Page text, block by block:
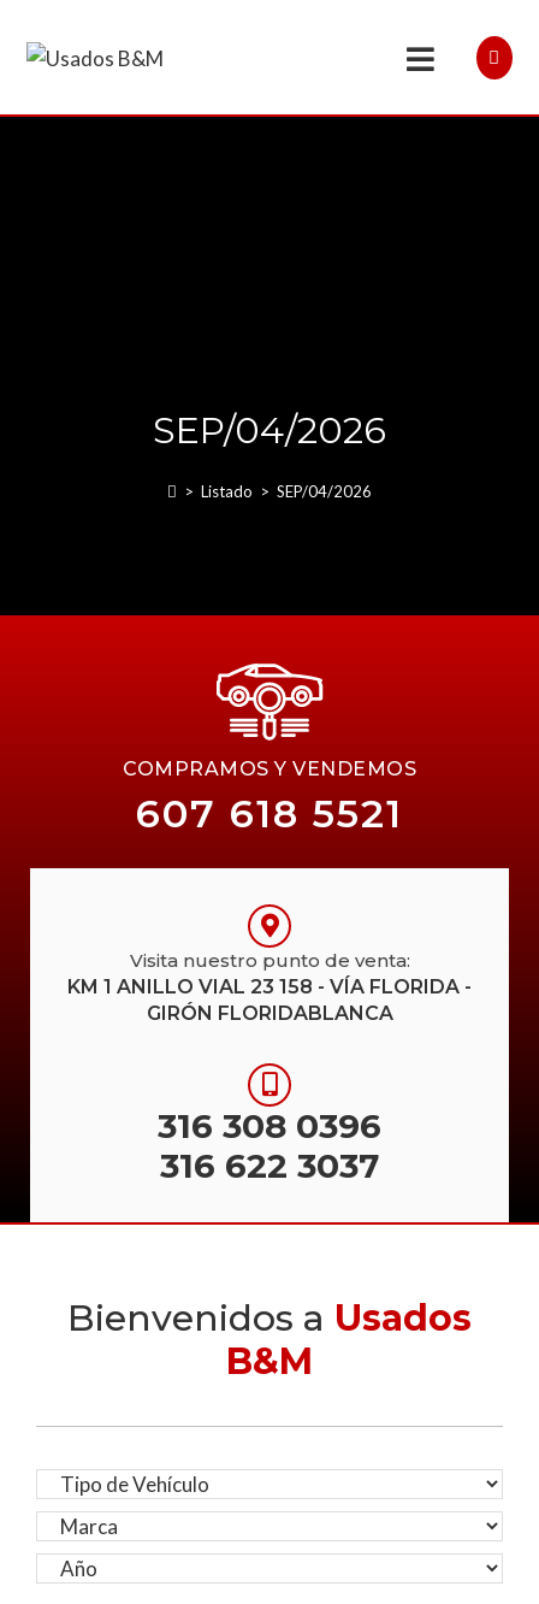
SEP/04/2026
> Listado > SEP/04/2026
COMPRAMOS Y VENDEMOS
607 618 5521
Visita nuestro punto de venta:
KM 1 ANILLO VIAL 23 158 - VÍA FLORIDA -
GIRÓN FLORIDABLANCA
316 308 0396
316 622 3037
Bienvenidos a Usados
B&M